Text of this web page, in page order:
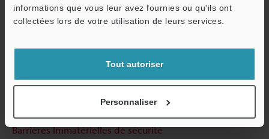
informations que vous leur avez fournies ou qu'ils ont
collectées lors de votre utilisation de leurs services.
Tout autoriser
Personnaliser
CAO / CAE
Posez vos questions
Barrières Immatérielles de sécurité